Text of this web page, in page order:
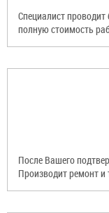
Специалист проводит
полную стоимость
После Вашего
Производит ремонт и